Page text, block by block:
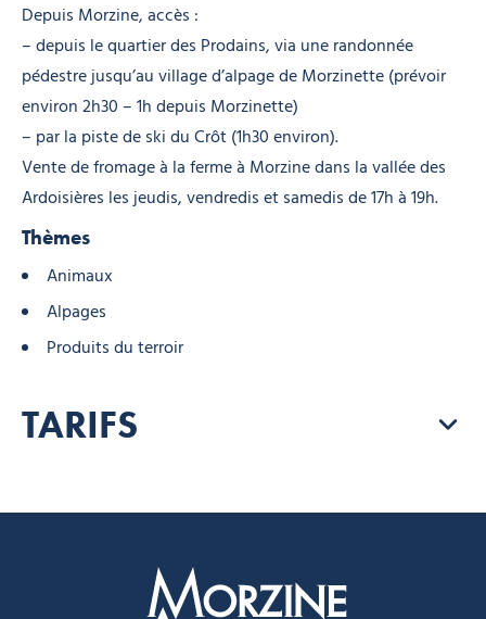
Depuis Morzine, accès :
– depuis le quartier des Prodains, via une randonnée
pédestre jusqu’au village d’alpage de Morzinette (prévoir
environ 2h30 – 1h depuis Morzinette)
– par la piste de ski du Crôt (1h30 environ).
Vente de fromage à la ferme à Morzine dans la vallée des
Ardoisières les jeudis, vendredis et samedis de 17h à 19h.
Thèmes
Animaux
Alpages
Produits du terroir
TARIFS